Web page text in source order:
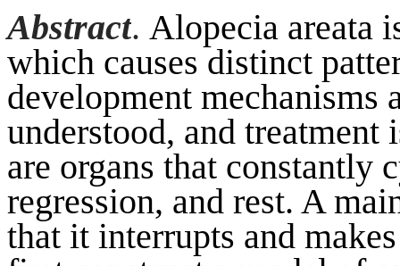
Abstract. Alopecia areata
which causes distinct
development
understood, and
are organs that constantly
regression, and rest. A
that it interrupts and